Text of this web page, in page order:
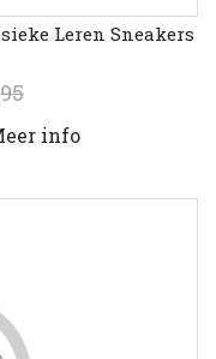
Leren Sneakers
info